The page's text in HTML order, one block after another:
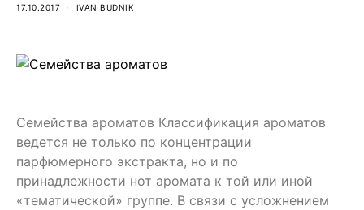
17.10.2017 IVAN BUDNIK
Семейства ароматов Классификация ароматов
ведется не только по концентрации
парфюмерного экстракта, но и по
принадлежности нот аромата к той или иной
«тематической» группе. В связи с усложнением